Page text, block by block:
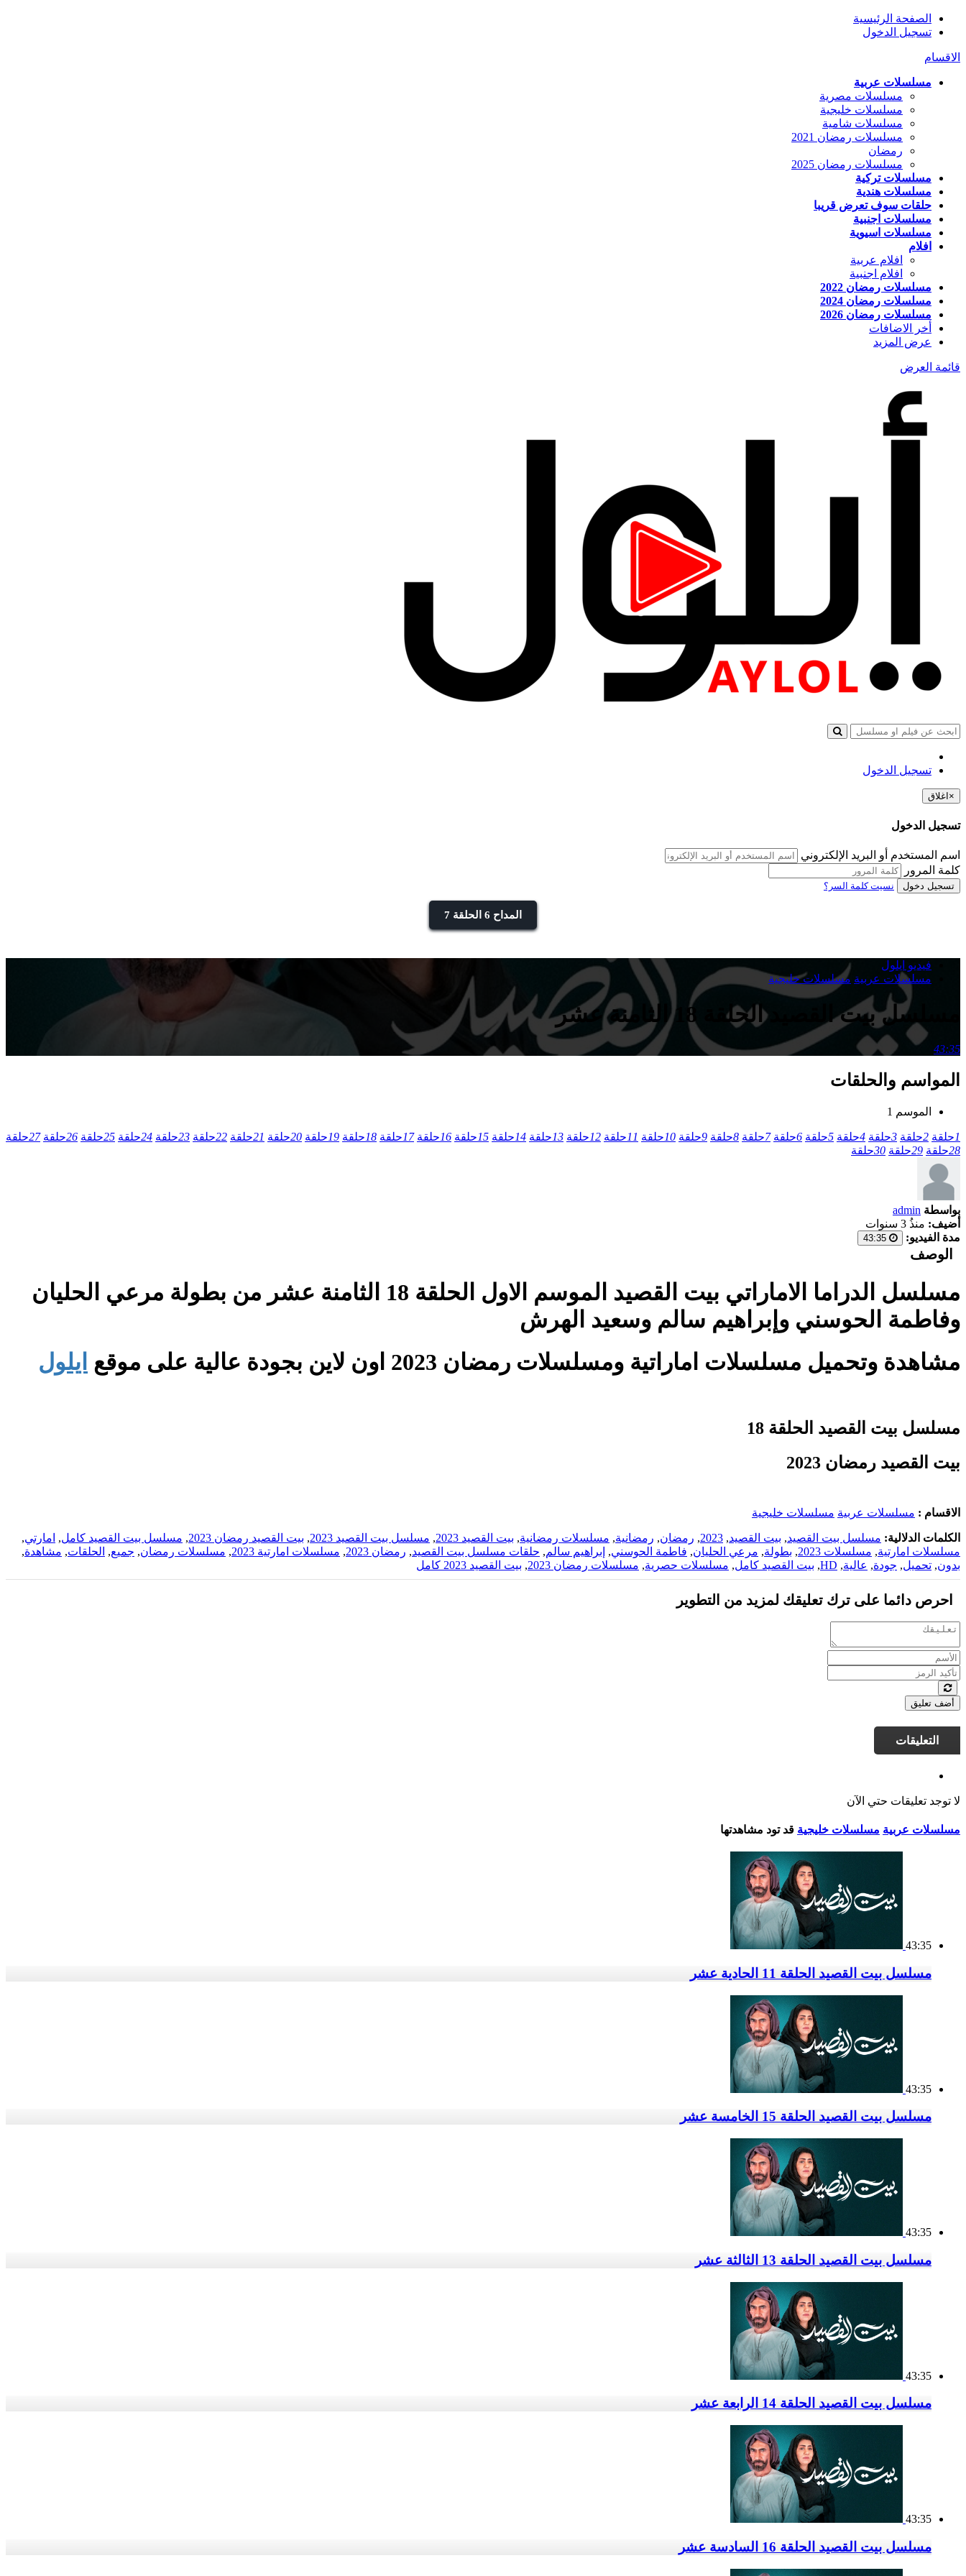
الصفحة الرئيسية
تسجيل الدخول
الاقسام
مسلسلات عربية
مسلسلات مصرية
مسلسلات خليجية
مسلسلات شامية
مسلسلات رمضان 2021
رمضان
مسلسلات رمضان 2025
مسلسلات تركية
مسلسلات هندية
حلقات سوف تعرض قريبا
مسلسلات اجنبية
مسلسلات اسيوية
افلام
افلام عربية
افلام اجنبية
مسلسلات رمضان 2022
مسلسلات رمضان 2024
مسلسلات رمضان 2026
أخر الاضافات
عرض المزيد
قائمة العرض
تسجيل الدخول
× اغلاق
تسجيل الدخول
اسم المستخدم أو البريد الإلكتروني
كلمة المرور
تسجيل دخول نسيت كلمة السر؟
المداح 6 الحلقة 7
فيديو ايلول
مسلسلات عربية مسلسلات خليجية
مسلسل بيت القصيد الحلقة 18 الثامنة عشر
43:35
المواسم والحلقات
الموسم 1
1حلقة 2حلقة 3حلقة 4حلقة 5حلقة 6حلقة 7حلقة 8حلقة 9حلقة 10حلقة 11حلقة 12حلقة 13حلقة 14حلقة 15حلقة 16حلقة 17حلقة 18حلقة 19حلقة 20حلقة 21حلقة 22حلقة 23حلقة 24حلقة 25حلقة 26حلقة 27حلقة
28حلقة 29حلقة 30حلقة
بواسطة admin
أضيف: منذُ 3 سنوات
مدة الفيديو:
الوصف
مسلسل الدراما الاماراتي بيت القصيد الموسم الاول الحلقة 18 الثامنة عشر من بطولة مرعي الحليان
وفاطمة الحوسني وإبراهيم سالم وسعيد الهرش
مشاهدة وتحميل مسلسلات اماراتية ومسلسلات رمضان 2023 اون لاين بجودة عالية على موقع
ايلول
مسلسل بيت القصيد الحلقة 18
بيت القصيد رمضان 2023
الاقسام : مسلسلات عربية مسلسلات خليجية
الكلمات الدلالية: مسلسل بيت القصيد, بيت القصيد,
2023
, رمضان, رمضانية, مسلسلات رمضانية, بيت القصيد 2023 , مسلسل بيت القصيد 2023 , بيت القصيد رمضان 2023 , مسلسل بيت القصيد كامل, امارتي,
مسلسلات امارتية, مسلسلات 2023 , بطولة, مرعي الحليان, فاطمة الحوسني, إبراهيم سالم, حلقات مسلسل بيت القصيد, رمضان 2023 , مسلسلات امارتية 2023 , مسلسلات رمضان, جميع, الحلقات, مشاهدة,
بدون, تحميل, جودة, عالية,
HD
, بيت القصيد كامل, مسلسلات حصرية, مسلسلات رمضان 2023 , بيت القصيد 2023 كامل
احرص دائما على ترك تعليقك لمزيد من التطوير
أضف تعليق
التعليقات
لا توجد تعليقات حتي الآن
مسلسلات عربية مسلسلات خليجية قد تود مشاهدتها
43:35
مسلسل بيت القصيد الحلقة 11 الحادية عشر
43:35
مسلسل بيت القصيد الحلقة 15 الخامسة عشر
43:35
مسلسل بيت القصيد الحلقة 13 الثالثة عشر
43:35
مسلسل بيت القصيد الحلقة 14 الرابعة عشر
43:35
مسلسل بيت القصيد الحلقة 16 السادسة عشر